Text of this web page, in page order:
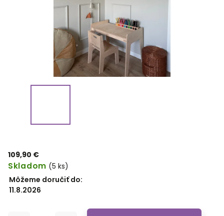
109,90 €
Skladom (5 ks)
Môžeme doručiť do:
11.8.2026